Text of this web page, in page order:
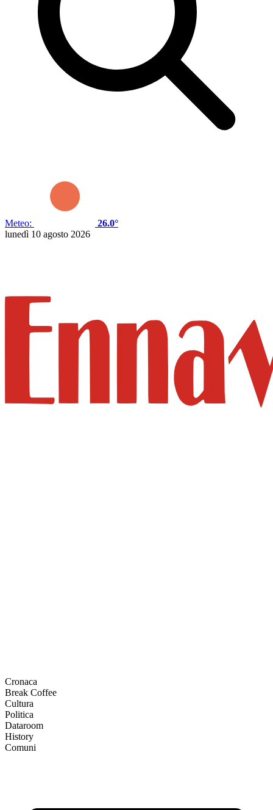
Meteo:
26.0°
lunedì 10 agosto 2026
Cronaca
Break Coffee
Cultura
Politica
Dataroom
History
Comuni